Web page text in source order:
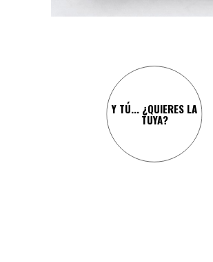
Y TÚ... ¿QUIERES LA
TUYA?